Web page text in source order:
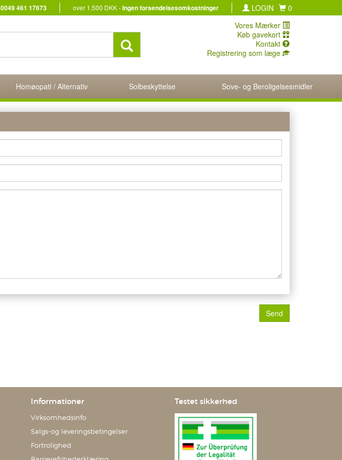
0049 461 17673 over 1.500 DKK -Ingen forsendelsesomkostninger LOGIN
0
Vores Mærker
Køb gavekort
Kontakt
Registrering som læge
Homøopati / Alternativ Solbeskyttelse Sove- og Beroligelsesmidler
Send
Informationer
Virksomhedsinfo
Salgs-og leveringsbetingelser
Fortrolighed
Testet sikkerhed